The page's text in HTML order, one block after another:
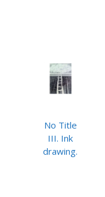
No Title
III. Ink
drawing.